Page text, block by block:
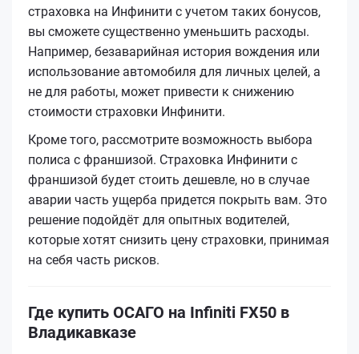
страховка на Инфинити с учетом таких бонусов,
вы сможете существенно уменьшить расходы.
Например, безаварийная история вождения или
использование автомобиля для личных целей, а
не для работы, может привести к снижению
стоимости страховки Инфинити.
Кроме того, рассмотрите возможность выбора
полиса с франшизой. Страховка Инфинити с
франшизой будет стоить дешевле, но в случае
аварии часть ущерба придется покрыть вам. Это
решение подойдёт для опытных водителей,
которые хотят снизить цену страховки, принимая
на себя часть рисков.
Где купить ОСАГО на Infiniti FX50 в
Владикавказе